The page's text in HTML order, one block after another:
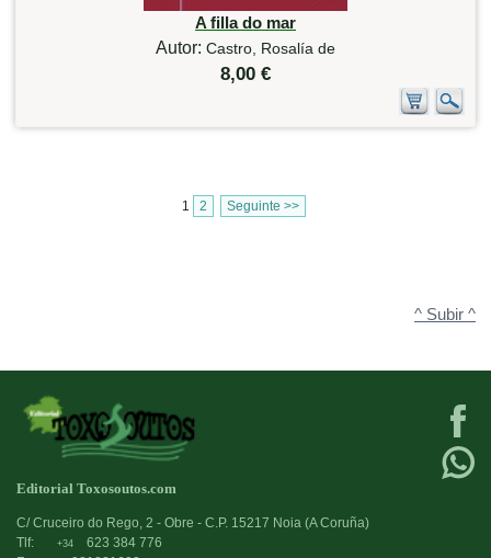
A filla do mar
Autor: Castro, Rosalía de
8,00 €
1 2 Seguinte >>
^ Subir ^
Editorial Toxosoutos.com
C/ Cruceiro do Rego, 2 - Obre - C.P. 15217 Noia (A Coruña)
Tlf:
+34
623 384 776